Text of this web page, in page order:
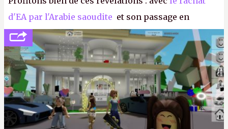
d'EA par l'Arabie saoudite et son passage en
société privée, l'éditeur n'aura bientôt plus
l'obligation de publier ses bilans. Encore une
victoire pour la transparence.P.